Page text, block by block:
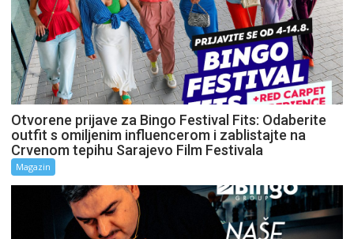
Otvorene prijave za Bingo Festival Fits: Odaberite
outfit s omiljenim influencerom i zablistajte na
Crvenom tepihu Sarajevo Film Festivala
Magazin